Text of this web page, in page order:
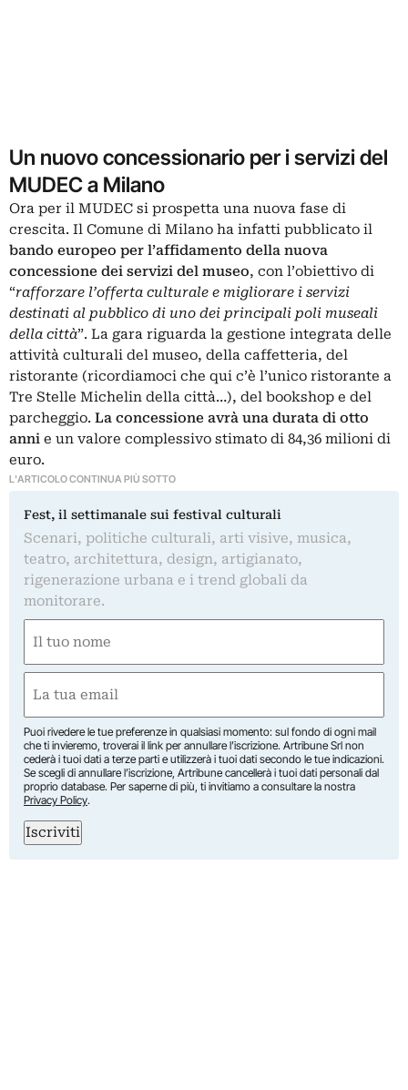
Un nuovo concessionario per i servizi del
MUDEC a Milano
Ora per il MUDEC si prospetta una nuova fase di
crescita. Il Comune di Milano ha infatti pubblicato il
bando europeo per l’affidamento della nuova
concessione dei servizi del museo, con l’obiettivo di
“rafforzare l’offerta culturale e migliorare i servizi
destinati al pubblico di uno dei principali poli museali
della città”. La gara riguarda la gestione integrata delle
attività culturali del museo, della caffetteria, del
ristorante (ricordiamoci che qui c’è l’unico ristorante a
Tre Stelle Michelin della città…), del bookshop e del
parcheggio. La concessione avrà una durata di otto
anni e un valore complessivo stimato di 84,36 milioni di
euro.
L'ARTICOLO CONTINUA PIÙ SOTTO
Fest, il settimanale sui festival culturali
Scenari, politiche culturali, arti visive, musica,
teatro, architettura, design, artigianato,
rigenerazione urbana e i trend globali da
monitorare.
(Obbligatorio)
Nome
(Obbligatorio)
Puoi rivedere le tue preferenze in qualsiasi momento: sul fondo di ogni mail
che ti invieremo, troverai il link per annullare l’iscrizione. Artribune Srl non
cederà i tuoi dati a terze parti e utilizzerà i tuoi dati secondo le tue indicazioni.
Se scegli di annullare l’iscrizione, Artribune cancellerà i tuoi dati personali dal
proprio database. Per saperne di più, ti invitiamo a consultare la nostra
Privacy Policy.
Iscriviti